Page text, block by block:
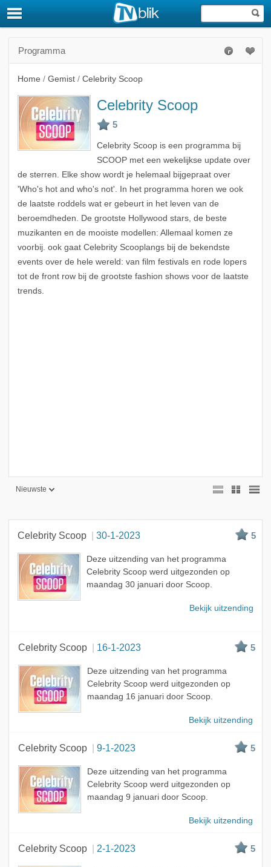
Programma
Home / Gemist / Celebrity Scoop
Celebrity Scoop
Celebrity Scoop is een programma bij
SCOOP met een wekelijkse update over
de sterren. Elke show wordt je helemaal bijgepraat over
'Who's hot and who's not'. In het programma horen we ook
de laatste roddels wat er gebeurt in het leven van de
beroemdheden. De grootste Hollywood stars, de beste
muzikanten en de mooiste modellen: Allemaal komen ze
voorbij. ook gaat Celebrity Scooplangs bij de bekendste
events over de hele wereld: van film festivals en rode lopers
tot de front row bij de grootste fashion shows voor de laatste
trends.
Nieuwste
A - Z
Celebrity Scoop 30-1-2023 5
Deze uitzending van het programma
Celebrity Scoop werd uitgezonden op
maandag 30 januari door Scoop.
Bekijk uitzending
Celebrity Scoop 16-1-2023 5
Deze uitzending van het programma
Celebrity Scoop werd uitgezonden op
maandag 16 januari door Scoop.
Bekijk uitzending
Celebrity Scoop 9-1-2023 5
Deze uitzending van het programma
Celebrity Scoop werd uitgezonden op
maandag 9 januari door Scoop.
Bekijk uitzending
Celebrity Scoop 2-1-2023 5